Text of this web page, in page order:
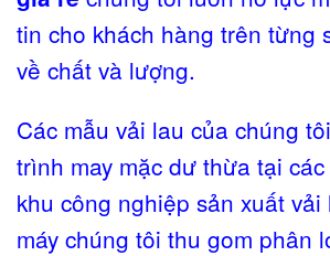
tin cho khách hàng trên từng
về chất và lượng.
Các mẫu vải lau của chúng
trình may mặc dư thừa tại các
khu công nghiệp sản xuất
máy chúng tôi thu gom phân